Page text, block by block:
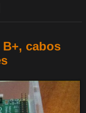
B+, cabos